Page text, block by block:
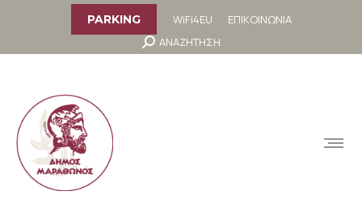
PARKING WiFi4EU
ΕΠΙΚΟΙΝΩΝΙΑ
Search:
ΑΝΑΖΗΤΗΣΗ